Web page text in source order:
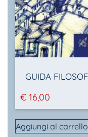
€ 16,00
Aggiungi al carrello